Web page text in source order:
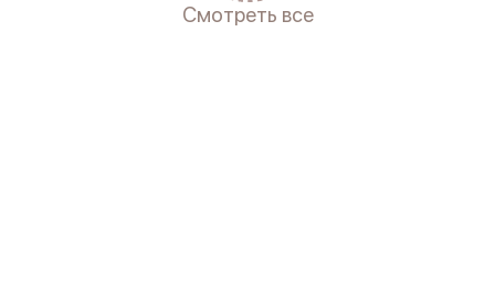
Смотреть все